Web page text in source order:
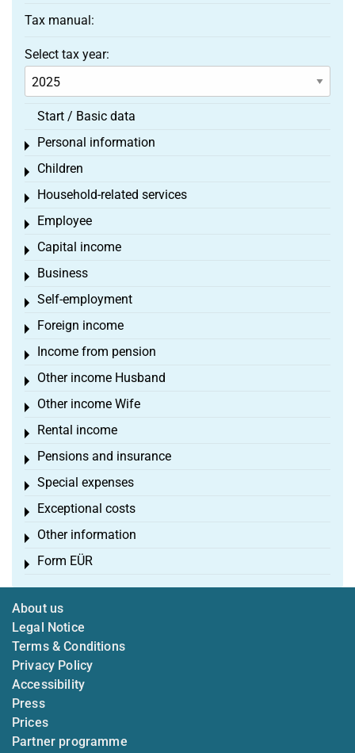
Tax manual:
Select tax year:
Start / Basic data
Personal information
Toggle menu
Children
Toggle menu
Household-related services
Toggle menu
Employee
Toggle menu
Capital income
Toggle menu
Business
Toggle menu
Self-employment
Toggle menu
Foreign income
Toggle menu
Income from pension
Toggle menu
Other income Husband
Toggle menu
Other income Wife
Toggle menu
Rental income
Toggle menu
Pensions and insurance
Toggle menu
Special expenses
Toggle menu
Exceptional costs
Toggle menu
Other information
Toggle menu
Form EÜR
Toggle menu
About us
Legal Notice
Terms & Conditions
Privacy Policy
Accessibility
Press
Prices
Partner programme